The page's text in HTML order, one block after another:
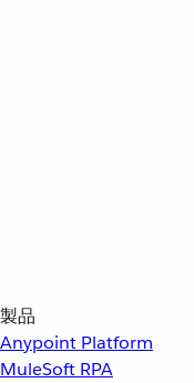
製品
Anypoint Platform
MuleSoft RPA